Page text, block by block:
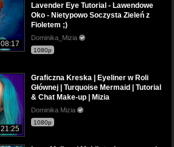
08:17
Lavender Eye Tutorial - Lawendowe
Oko - Nietypowo Soczysta Zieleń z
Fioletem ;)
Dominika_Mizia
1080p
21:25
Graficzna Kreska | Eyeliner w Roli
Głównej | Turquoise Mermaid | Tutorial
& Chat Make-up | Mizia
Dominika Mizia
1080p